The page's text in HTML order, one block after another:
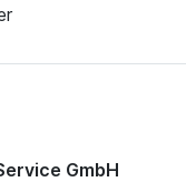
GmbH